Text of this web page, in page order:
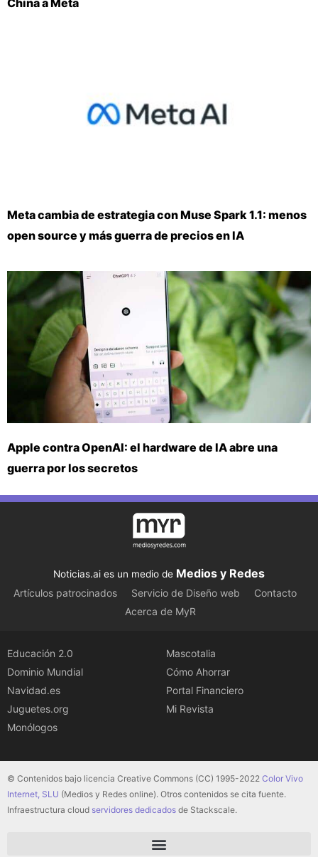
Meta cambia de estrategia con Muse Spark 1.1: menos
open source y más guerra de precios en IA
Apple contra OpenAI: el hardware de IA abre una
guerra por los secretos
Noticias.ai es un medio de Medios y Redes
Artículos patrocinados Servicio de Diseño web
Contacto
Acerca de MyR
Educación 2.0
Dominio Mundial
Navidad.es
Juguetes.org
Monólogos
Mascotalia
Cómo Ahorrar
Portal Financiero
Mi Revista
© Contenidos bajo licencia Creative Commons (CC) 1995-2022 Color Vivo
Internet, SLU (Medios y Redes online). Otros contenidos se cita fuente.
Infraestructura cloud servidores dedicados de Stackscale.